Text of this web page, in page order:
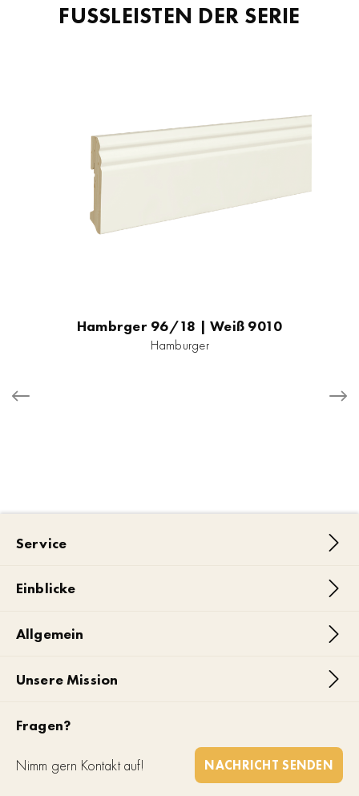
FUSSLEISTEN DER SERIE
Hambrger 96/18 | Weiß 9010
Hamburger
Service
Einblicke
Allgemein
Unsere Mission
Fragen?
Nimm gern Kontakt auf! NACHRICHT SENDEN